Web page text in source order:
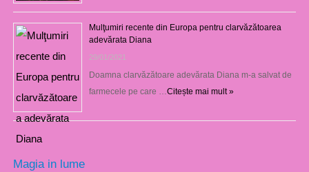
Mulţumiri recente din Europa pentru clarvăzătoarea
adevărata Diana
29/01/2021
Doamna clarvăzătoare adevărata Diana m-a salvat de
farmecele pe care … Citește mai mult »
Magia in lume